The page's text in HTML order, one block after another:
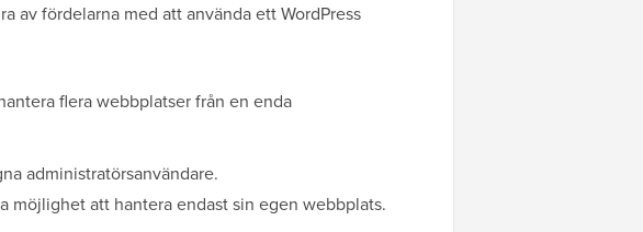
av fördelarna med att använda ett WordPress
flera webbplatser från en enda
administratörsanvändare.
möjlighet att hantera endast sin egen webbplats.